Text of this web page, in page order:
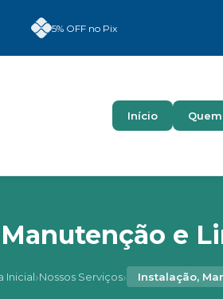
5% OFF no Pix
Início
e
Inicial›Nossos Serviços› Instalação,